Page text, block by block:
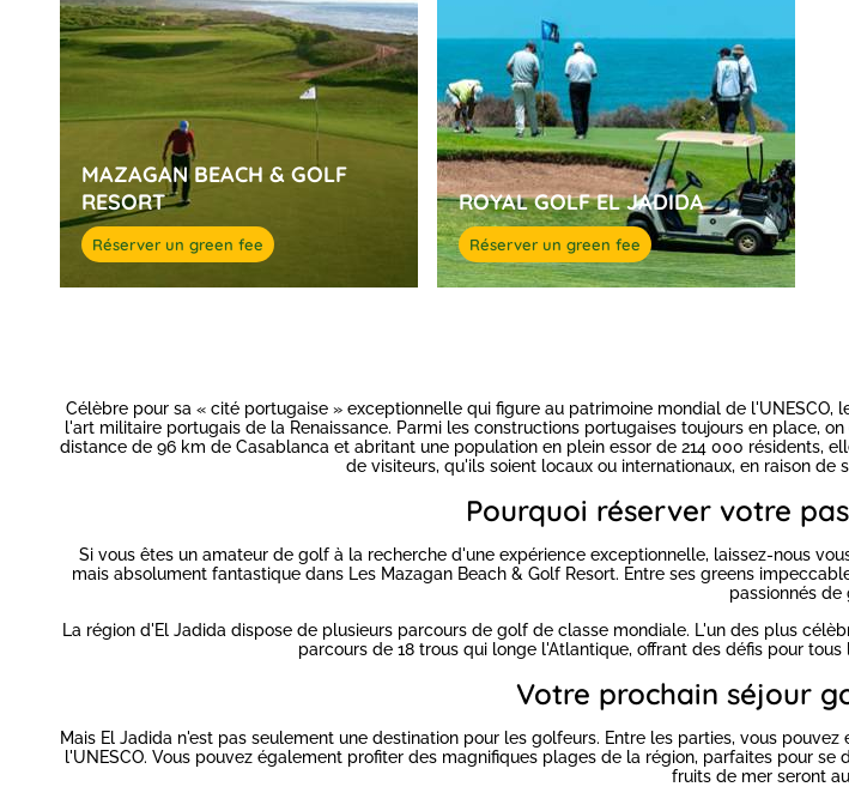
MAZAGAN BEACH & GOLF
RESORT
Réserver un green fee
ROYAL GOLF EL JADIDA
Réserver un green fee
Célèbre pour sa « cité portugaise » exceptionnelle qui figure au patrimoine mondial de
l'art militaire portugais de la Renaissance. Parmi les constructions portugaises toujours en place,
distance de 96 km de Casablanca et abritant une population en plein essor de 214 000 résidents,
de visiteurs, qu'ils soient locaux ou internationaux, en raison
Pourquoi réserver votre
Si vous êtes un amateur de golf à la recherche d'une expérience exceptionnelle, laissez-nous
mais absolument fantastique dans Les Mazagan Beach & Golf Resort. Entre ses greens
passionnés de
La région d'El Jadida dispose de plusieurs parcours de golf de classe mondiale. L'un des plus
parcours de 18 trous qui longe l'Atlantique, offrant des défis pour
Votre prochain séjour
Mais El Jadida n'est pas seulement une destination pour les golfeurs. Entre les parties, vous
l'UNESCO. Vous pouvez également profiter des magnifiques plages de la région, parfaites pour
fruits de mer seront